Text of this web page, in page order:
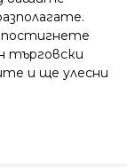
търговски
и ще улесни